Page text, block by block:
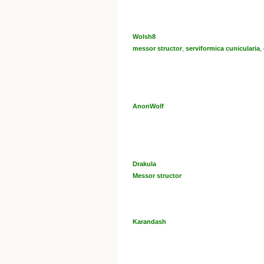
Wolsh8
messor structor, serviformica cunicularia,
AnonWolf
Drakula
Messor structor
Karandash